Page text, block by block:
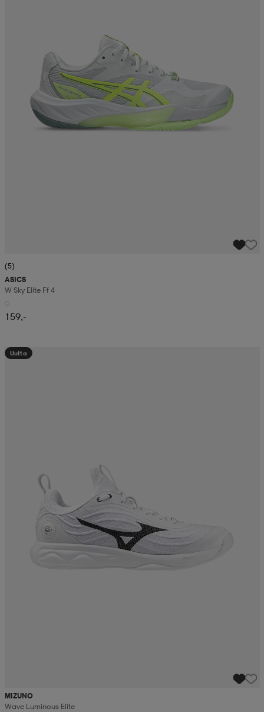
(5)
ASICS
W Sky Elite Ff 4
159,-
Uutta
MIZUNO
Wave Luminous Elite